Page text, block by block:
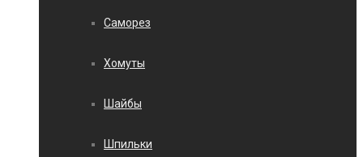
Саморез
Хомуты
Шайбы
Шпильки